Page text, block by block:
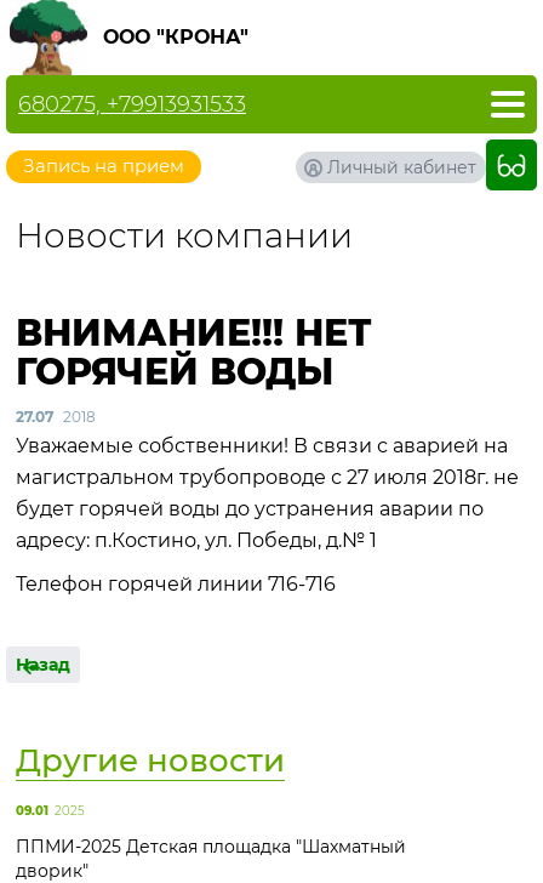
ООО "КРОНА"
Запись на прием
680275, +79913931533
Личный кабинет
Новости компании
ВНИМАНИЕ!!! НЕТ
ГОРЯЧЕЙ ВОДЫ
27.07 2018
Уважаемые собственники! В связи с аварией на
магистральном трубопроводе с 27 июля 2018г. не
будет горячей воды до устранения аварии по
адресу: п.Костино, ул. Победы, д.№ 1
Телефон горячей линии 716-716
Назад
Другие новости
09.01 2025
ППМИ-2025 Детская площадка "Шахматный
дворик"